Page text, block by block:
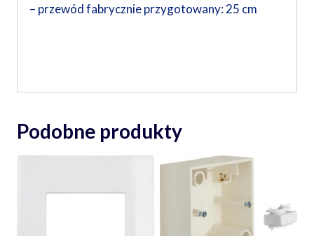
– przewód fabrycznie przygotowany: 25 cm
Podobne produkty